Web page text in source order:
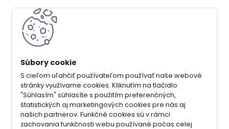
S cieľom uľahčiť používateľom používať naše webové
stránky využívame cookies. Kliknutím na tlačidlo
"Súhlasím" súhlasíte s použitím preferenčných,
štatistických aj marketingových cookies pre nás aj
našich partnerov. Funkčné cookies sú v rámci
zachovania funkčnosti webu používané počas celej